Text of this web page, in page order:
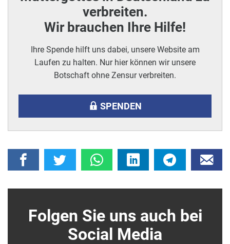
verbreiten.
Wir brauchen Ihre Hilfe!
Ihre Spende hilft uns dabei, unsere Website am
Laufen zu halten. Nur hier können wir unsere
Botschaft ohne Zensur verbreiten.
SPENDEN
Folgen Sie uns auch bei
Social Media